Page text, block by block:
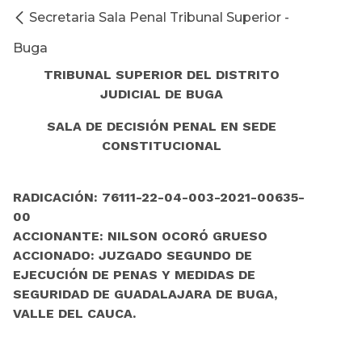
Secretaria Sala Penal Tribunal Superior -
Buga
TRIBUNAL SUPERIOR DEL DISTRITO
JUDICIAL DE BUGA
SALA DE DECISIÓN PENAL EN SEDE
CONSTITUCIONAL
RADICACIÓN: 76111-22-04-003-2021-00635-
00
ACCIONANTE: NILSON OCORÓ GRUESO
ACCIONADO: JUZGADO SEGUNDO DE
EJECUCIÓN DE PENAS Y MEDIDAS DE
SEGURIDAD DE GUADALAJARA DE BUGA,
VALLE DEL CAUCA.